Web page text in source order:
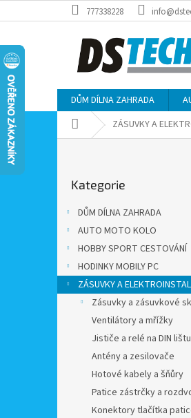
na
777338228
DŮM DÍLNA ZAHRADA
Domů ZÁSUVKY A
a
kategorie
Kategorie
DŮM DÍLNA ZAHRADA
AUTO MOTO KOLO
HOBBY SPORT CESTOVÁNÍ
HODINKY MOBILY PC
ZÁSUVKY A
Zásuvky a zásuvkové
Ventilátory a mřížky
Jističe a relé na DIN lištu
Antény a zesilovače
Hotové kabely a šňůry
Patice zástrčky a
Konektory tlačítka